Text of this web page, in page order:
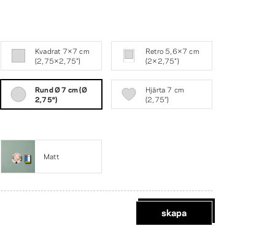
Kvadrat 7×7 cm
(2,75×2,75″)
Retro 5,6×7 cm
(2×2,75″)
Rund Ø 7 cm (Ø
2,75″)
Hjärta 7 cm
(2,75″)
Matt
skapa